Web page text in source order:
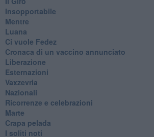
Insopportabile
​Mentre
Luana
​Ci vuole Fedez
​Cronaca di un vaccino annunciato
​Liberazione
Esternazioni
Vaxzevria
Nazionali
​Ricorrenze e celebrazioni
Marte
​Crapa pelada
​I soliti noti